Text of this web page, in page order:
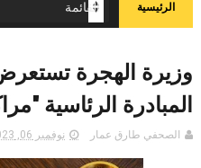
الرئيسية
وزيرة الهجرة
المبادرة الرئاسية
الصحفي طارق عمار نوفمبر 06, 2023